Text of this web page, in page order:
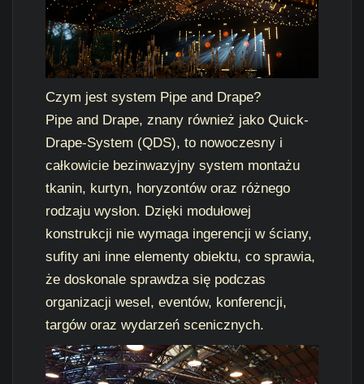
Czym jest system Pipe and Drape?
Pipe and Drape, znany również jako Quick-
Drape-System (QDS), to nowoczesny i
całkowicie bezinwazyjny system montażu
tkanin, kurtyn, horyzontów oraz różnego
rodzaju wysłon. Dzięki modułowej
konstrukcji nie wymaga ingerencji w ściany,
sufity ani inne elementy obiektu, co sprawia,
że doskonale sprawdza się podczas
organizacji wesel, eventów, konferencji,
targów oraz wydarzeń scenicznych.